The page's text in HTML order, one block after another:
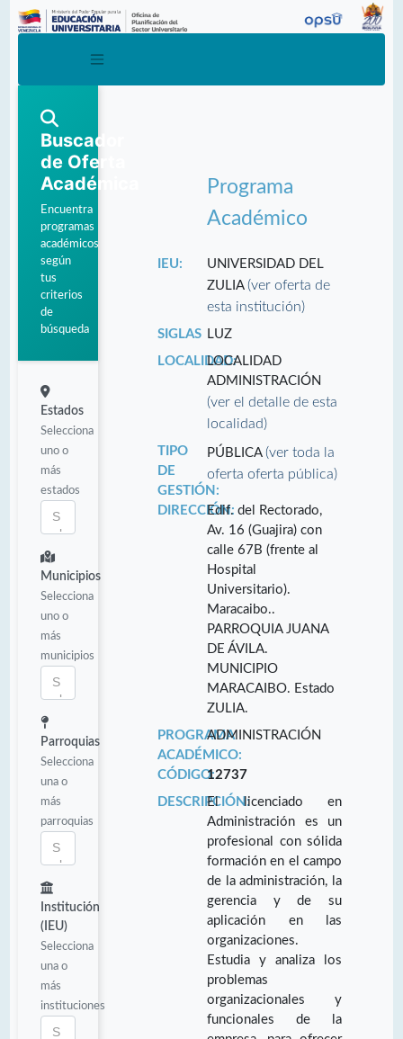
Buscador
de Oferta
Académica
Encuentra
programas
académicos
según
tus
criterios
de
búsqueda
Estados
Selecciona
uno o
más
estados
Municipios
Selecciona
uno o
más
municipios
Parroquias
Selecciona
una o
más
parroquias
Institución
(IEU)
Selecciona
una o
más
instituciones
Programa
Académico
IEU:
UNIVERSIDAD DEL
ZULIA(ver oferta de
esta institución)
SIGLAS
LUZ
LOCALIDAD:LOCALIDAD
ADMINISTRACIÓN
(ver el detalle de esta
localidad)
TIPO
DE
GESTIÓN:
PÚBLICA(ver toda la
oferta oferta pública)
DIRECCIÓN:Edif. del Rectorado,
Av. 16 (Guajira) con
calle 67B (frente al
Hospital
Universitario).
Maracaibo..
PARROQUIA JUANA
DE ÁVILA.
MUNICIPIO
MARACAIBO. Estado
ZULIA.
PROGRAMA
ACADÉMICO:
ADMINISTRACIÓN
CÓDIGO:12737
DESCRIPCIÓN:El licenciado en
Administración es un
profesional con sólida
formación en el campo
de la administración, la
gerencia y de su
aplicación en las
organizaciones.
Estudia y analiza los
problemas
organizacionales y
funcionales de la